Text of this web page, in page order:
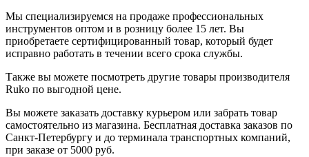
Мы специализируемся на продаже профессиональных
инструментов оптом и в розницу более 15 лет. Вы
приобретаете сертифицированный товар, который будет
исправно работать в течении всего срока службы.
Также вы можете посмотреть другие товары производителя
Ruko по выгодной цене.
Вы можете заказать доставку курьером или забрать товар
самостоятельно из магазина. Бесплатная доставка заказов по
Санкт-Петербургу и до терминала транспортных компаний,
при заказе от 5000 руб.